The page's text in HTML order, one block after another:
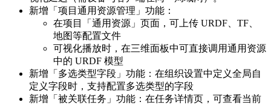
新增「项目通用资源管理」功能：
在项目「通用资源」页面，可上传 URDF、TF、
地图等配置文件
可视化播放时，在三维面板中可直接调用通用资源
中的 URDF 模型
新增「多选类型字段」功能：在组织设置中定义全局自
定义字段时，支持配置多选类型的字段
新增「被关联任务」功能：在任务详情页，可查看当前